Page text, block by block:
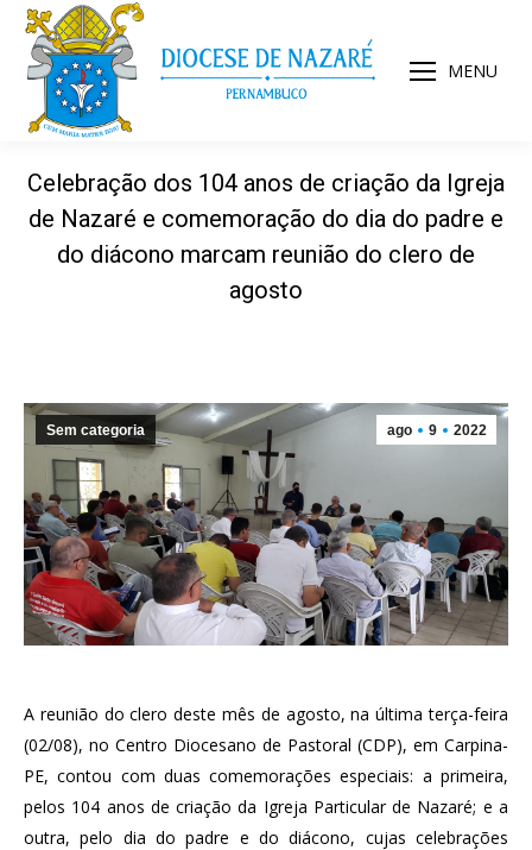
MENU
Celebração dos 104 anos de criação da Igreja
de Nazaré e comemoração do dia do padre e
do diácono marcam reunião do clero de
agosto
ago 9 2022
Sem categoria
A reunião do clero deste mês de agosto, na última terça-feira
(02/08), no Centro Diocesano de Pastoral (CDP), em Carpina-
PE, contou com duas comemorações especiais: a primeira,
pelos 104 anos de criação da Igreja Particular de Nazaré; e a
outra, pelo dia do padre e do diácono, cujas celebrações